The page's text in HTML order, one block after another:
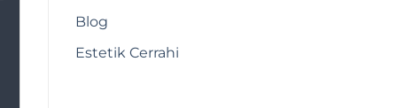
Blog
Estetik Cerrahi